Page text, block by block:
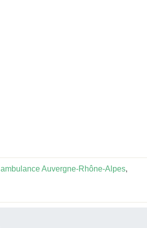
ambulance Auvergne-Rhône-Alpes,